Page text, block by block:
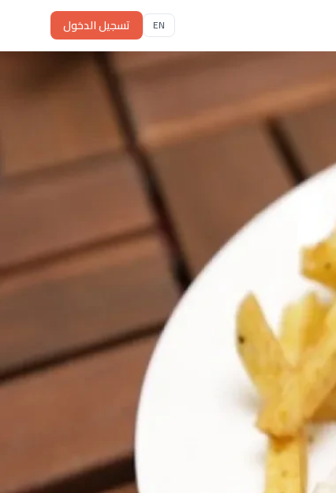
EN تسجيل الدخول